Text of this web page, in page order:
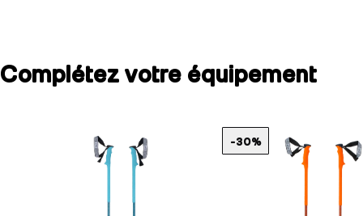
Complétez votre équipement
-30%